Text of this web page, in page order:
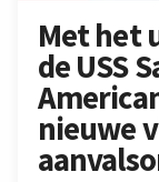
Met het
de USS
nieuwe